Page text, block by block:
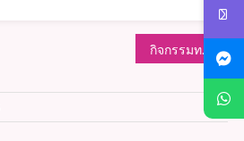
กิจกรรมทวนสอบโครงการถังขยะเปียก ลดโลกร้อน รอบที่ 3 (RE-X-RAY) หมู่ที่ 13 ตำบลหัวฝาย